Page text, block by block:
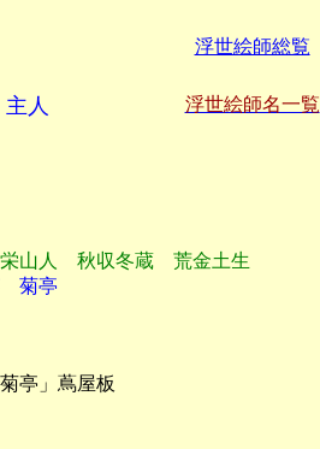
浮世絵師総覧
人
浮世絵師名一覧
山人　秋収冬蔵　荒金土生
菊亭